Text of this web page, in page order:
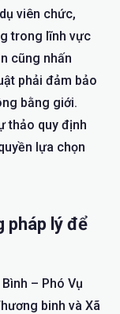
viên chức,
trong lĩnh vực
cũng nhấn
phải đảm bảo
bằng giới.
thảo quy định
lựa chọn
pháp lý để
– Phó Vụ
binh và Xã